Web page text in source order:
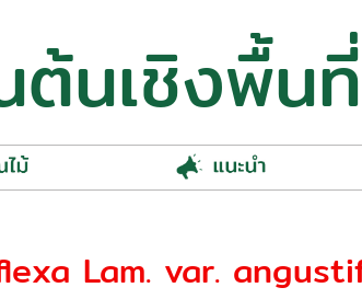
นเชิงพื้นที่
Lam. var.